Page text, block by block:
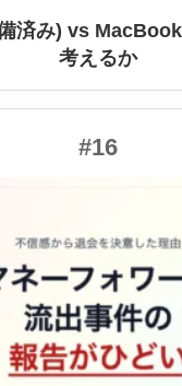
済み) vs
考えるか
#16